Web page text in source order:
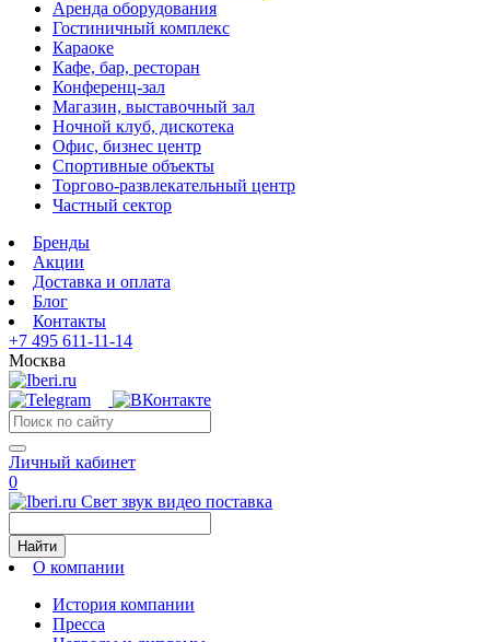
Аренда оборудования
Гостиничный комплекс
Караоке
Кафе, бар, ресторан
Конференц-зал
Магазин, выставочный зал
Ночной клуб, дискотека
Офис, бизнес центр
Спортивные объекты
Торгово-развлекательный центр
Частный сектор
Бренды
Акции
Доставка и оплата
Блог
Контакты
+7 495 611-11-14
Москва
Личный кабинет
0
Свет звук видео поставка
Найти
О компании
История компании
Пресса